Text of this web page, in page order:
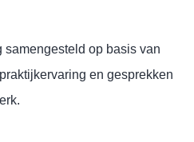
op basis van
en gesprekken